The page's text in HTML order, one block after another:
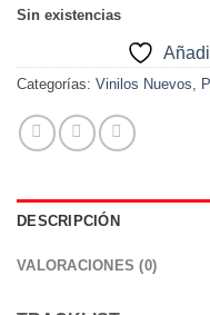
Sin existencias
Categorías: Vinilos Nuevos
DESCRIPCIÓN
VALORACIONES (0)